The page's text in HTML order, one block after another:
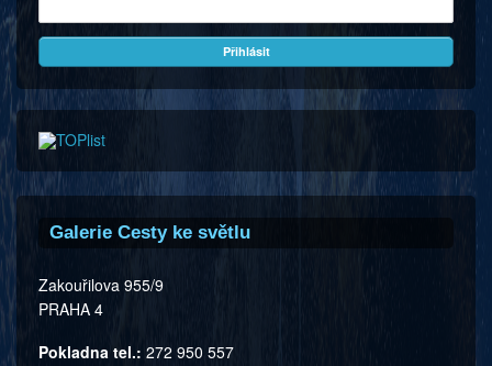
Galerie Cesty ke světlu
Zakouřilova 955/9
PRAHA 4
Pokladna tel.: 272 950 557